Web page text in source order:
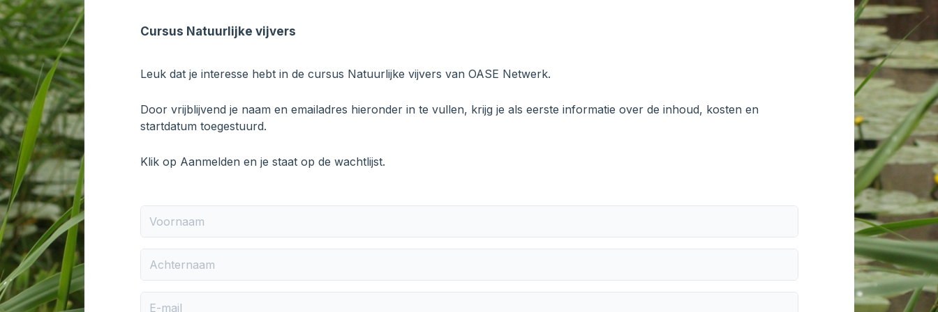
Cursus Natuurlijke vijvers
Leuk dat je interesse hebt in de cursus Natuurlijke vijvers van OASE Netwerk.
Door vrijblijvend je naam en emailadres hieronder in te vullen, krijg je als eerste informatie over de inhoud, kosten en
startdatum toegestuurd.
Klik op Aanmelden en je staat op de wachtlijst.
Voornaam
Achternaam
E-mail